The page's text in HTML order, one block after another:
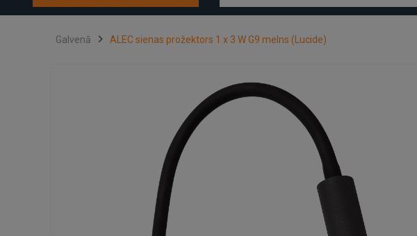
Galvenā ALEC sienas prožektors 1 x 3 W G9 melns (Lucide)